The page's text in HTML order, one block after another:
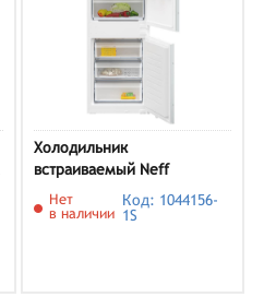
Холодильник
встраиваемый Neff
KI7862SE0
Нет
в наличии
Код: 1044156-
1S